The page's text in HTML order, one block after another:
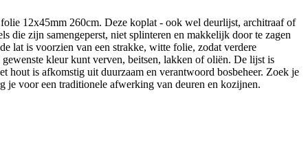
12x45mm 260cm. Deze koplat - ook wel deurlijst, architraaf of
die zijn samengeperst, niet splinteren en makkelijk door te zagen
lat is voorzien van een strakke, witte folie, zodat verdere
kleur kunt verven, beitsen, lakken of oliën. De lijst is
hout is afkomstig uit duurzaam en verantwoord bosbeheer. Zoek je
je voor een traditionele afwerking van deuren en kozijnen.